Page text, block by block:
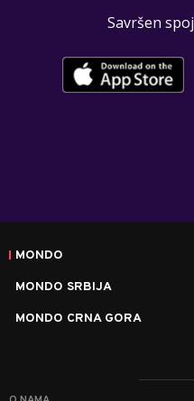
Savršen
MONDO
MONDO SRBIJA
MONDO CRNA GORA